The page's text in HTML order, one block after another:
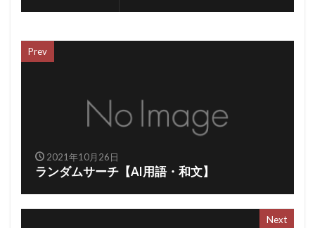
Prev
2021年10月26日
ランダムサーチ【AI用語・和文】
Next